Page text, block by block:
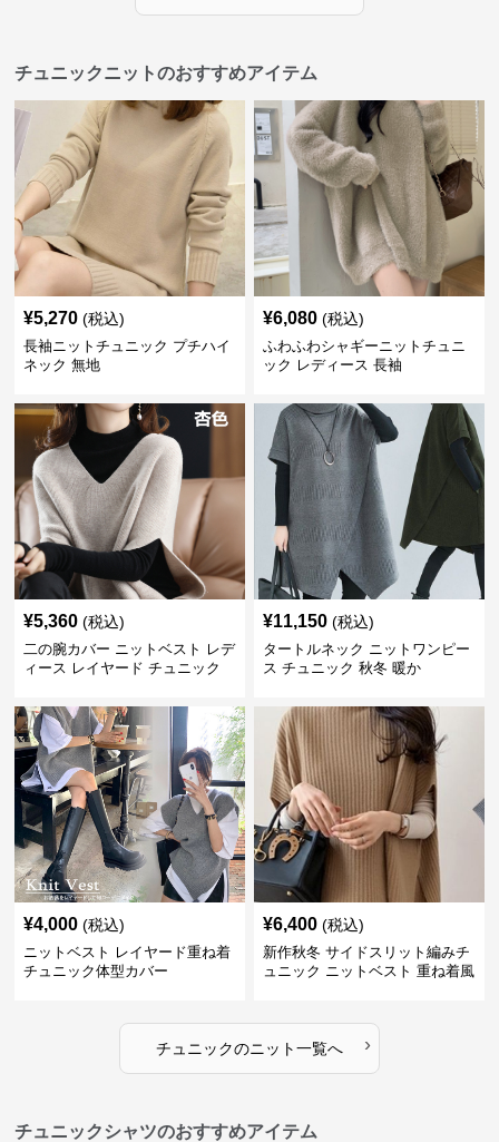
チュニックニットのおすすめアイテム
¥5,270 (税込)
長袖ニットチュニック プチハイ
ネック 無地
¥6,080 (税込)
ふわふわシャギーニットチュニ
ック レディース 長袖
¥5,360 (税込)
二の腕カバー ニットベスト レデ
ィース レイヤード チュニック
¥11,150 (税込)
タートルネック ニットワンピー
ス チュニック 秋冬 暖か
¥4,000 (税込)
ニットベスト レイヤード重ね着
チュニック体型カバー
¥6,400 (税込)
新作秋冬 サイドスリット編みチ
ュニック ニットベスト 重ね着風
チュニックのニット一覧へ ›
チュニックシャツのおすすめアイテム